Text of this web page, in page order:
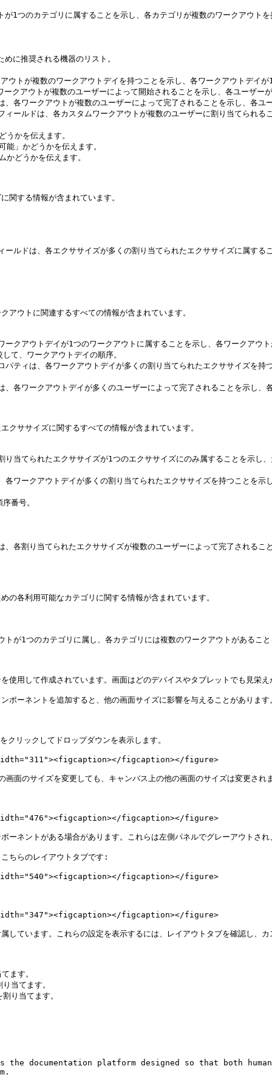
のカテゴリに属することを示し、各カテゴリが複数のワークアウトを
推奨される機器のリスト。
複数のワークアウトデイを持つことを示し、各ワークアウトデイが
トが複数のユーザーによって開始されることを示し、各ユーザーが
ークアウトが複数のユーザーによって完了されることを示し、各ユ
ドは、各カスタムワークアウトが複数のユーザーに割り当てられる
かを伝えます。
かどうかを伝えます。
どうかを伝えます。
関する情報が含まれています。
は、各エクササイズが多くの割り当てられたエクササイズに属する
アウトに関連するすべての情報が含まれています。
ウトデイが1つのワークアウトに属することを示し、各ワークアウト
、ワークアウトデイの順序。
は、各ワークアウトデイが多くの割り当てられたエクササイズを持
ークアウトデイが多くのユーザーによって完了されることを示し、
クササイズに関するすべての情報が含まれています。
られたエクササイズが1つのエクササイズにのみ属することを示し、
クアウトデイが多くの割り当てられたエクササイズを持つことを示
番号。
り当てられたエクササイズが複数のユーザーによって完了されるこ
の各利用可能なカテゴリに関する情報が含まれています。
1つのカテゴリに属し、各カテゴリには複数のワークアウトがあること
使用して作成されています。画面はどのデバイスやタブレットでも見栄
ポーネントを追加すると、他の画面サイズに影響を与えることがあります
リックしてドロップダウンを表示します。
figcaption></figure>
面のサイズを変更しても、キャンバス上の他の画面のサイズは変更され
figcaption></figure>
ーネントがある場合があります。これらは左側パネルでグレーアウトさ
ちらのレイアウトタブです:
figcaption></figure>
figcaption></figure>
しています。これらの設定を表示するには、レイアウトタブを確認し、
ます。
当てます。
り当てます。
documentation platform designed so that both